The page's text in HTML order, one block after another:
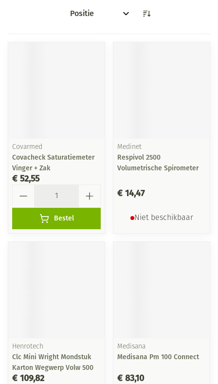
Sorteer op:
Covarmed
Covacheck Saturatiemeter
Vinger + Zak
€ 52,55
Bestel
Medinet
Respivol 2500
Volumetrische Spirometer
€ 14,47
Niet beschikbaar
Henrotech
Clc Mini Wright Mondstuk
Karton Wegwerp Volw 500
€ 109,82
Medisana
Medisana Pm 100 Connect
€ 83,10